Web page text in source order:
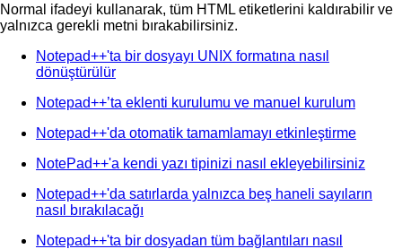
Normal ifadeyi kullanarak, tüm HTML etiketlerini kaldırabilir ve
yalnızca gerekli metni bırakabilirsiniz.
Notepad++'ta bir dosyayı UNIX formatına nasıl
dönüştürülür
Notepad++’ta eklenti kurulumu ve manuel kurulum
Notepad++'da otomatik tamamlamayı etkinleştirme
NotePad++'a kendi yazı tipinizi nasıl ekleyebilirsiniz
Notepad++'da satırlarda yalnızca beş haneli sayıların
nasıl bırakılacağı
Notepad++'ta bir dosyadan tüm bağlantıları nasıl